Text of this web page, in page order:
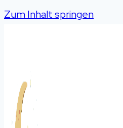
Zum Inhalt springen